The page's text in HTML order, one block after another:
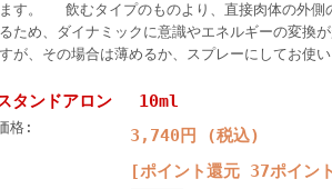
す。 飲むタイプのものより、直接肉体の外側
ため、ダイナミックに意識やエネルギーの変
が、その場合は薄めるか、スプレーにしてお使い
タンドアロン 10ml
格:
3,740円 (税込)
[ポイント還元 37ポイン